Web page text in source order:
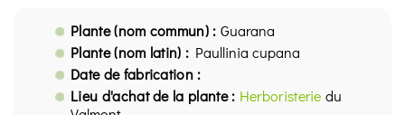
Plante (nom commun) : Guarana
Plante (nom latin) : Paullinia cupana
Date de fabrication :
Lieu d'achat de la plante : Herboristerie du